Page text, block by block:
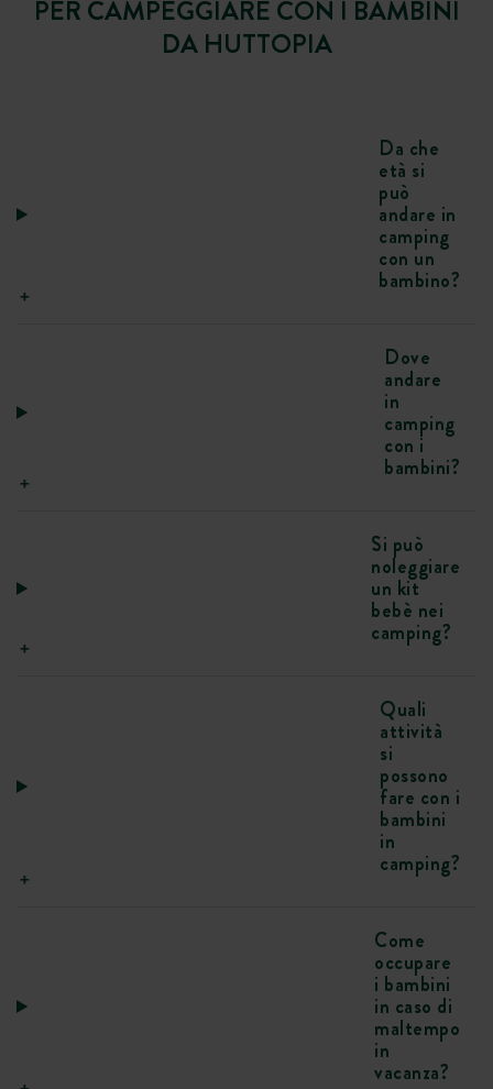
PER CAMPEGGIARE CON I BAMBINI
DA HUTTOPIA
Da che
età si
può
andare in
camping
con un
bambino?
Dove
andare
in
camping
con i
bambini?
Si può
noleggiare
un kit
bebè nei
camping?
Quali
attività
si
possono
fare con i
bambini
in
camping?
Come
occupare
i bambini
in caso di
maltempo
in
vacanza?